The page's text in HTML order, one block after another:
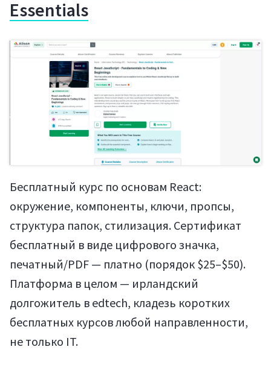
Essentials
Бесплатный курс по основам React:
окружение, компоненты, ключи, пропсы,
структура папок, стилизация. Сертификат
бесплатный в виде цифрового значка,
печатный/PDF — платно (порядок $25–$50).
Платформа в целом — ирландский
долгожитель в edtech, кладезь коротких
бесплатных курсов любой направленности,
не только IT.